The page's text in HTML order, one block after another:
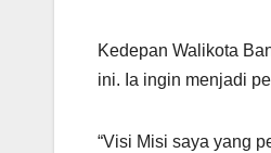
Kedepan Walikota
ini. Ia ingin menjadi
“Visi Misi saya yang